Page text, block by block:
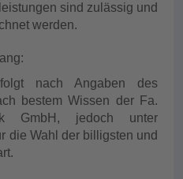
sind zulässig und
werden.
nach Angaben des
bestem Wissen der Fa.
GmbH, jedoch unter
die Wahl der billigsten und